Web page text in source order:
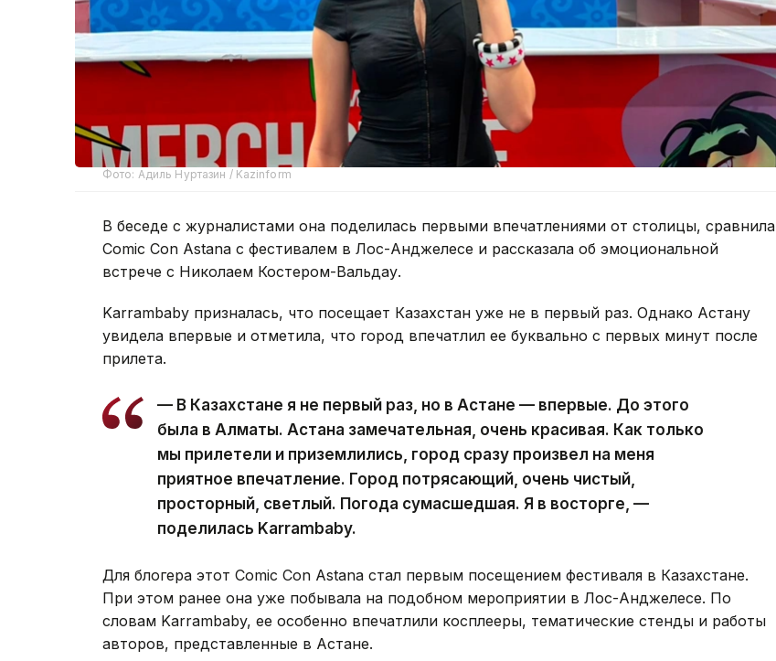
Фото: Адиль Нуртазин / Kazinform
В беседе с журналистами она поделилась первыми впечатлениями от столицы, сравнила
Comic Con Astana с фестивалем в Лос-Анджелесе и рассказала об эмоциональной
встрече с Николаем Костером-Вальдау.
Karrambaby призналась, что посещает Казахстан уже не в первый раз. Однако Астану
увидела впервые и отметила, что город впечатлил ее буквально с первых минут после
прилета.
— В Казахстане я не первый раз, но в Астане — впервые. До этого
была в Алматы. Астана замечательная, очень красивая. Как только
мы прилетели и приземлились, город сразу произвел на меня
приятное впечатление. Город потрясающий, очень чистый,
просторный, светлый. Погода сумасшедшая. Я в восторге, —
поделилась Karrambaby.
Для блогера этот Comic Con Astana стал первым посещением фестиваля в Казахстане.
При этом ранее она уже побывала на подобном мероприятии в Лос-Анджелесе. По
словам Karrambaby, ее особенно впечатлили косплееры, тематические стенды и работы
авторов, представленные в Астане.